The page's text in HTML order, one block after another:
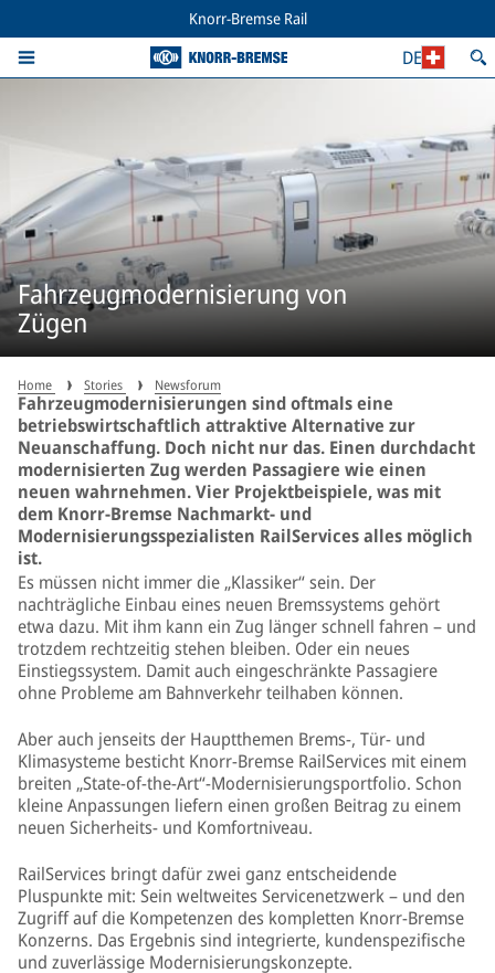
Knorr-Bremse Rail
DE
Fahrzeugmodernisierung von
Zügen
Home Stories Newsforum
Fahrzeugmodernisierungen sind oftmals eine
betriebswirtschaftlich attraktive Alternative zur
Neuanschaffung. Doch nicht nur das. Einen durchdacht
modernisierten Zug werden Passagiere wie einen
neuen wahrnehmen. Vier Projektbeispiele, was mit
dem Knorr-Bremse Nachmarkt- und
Modernisierungsspezialisten RailServices alles möglich
ist.
Es müssen nicht immer die „Klassiker“ sein. Der
nachträgliche Einbau eines neuen Bremssystems gehört
etwa dazu. Mit ihm kann ein Zug länger schnell fahren – und
trotzdem rechtzeitig stehen bleiben. Oder ein neues
Einstiegssystem. Damit auch eingeschränkte Passagiere
ohne Probleme am Bahnverkehr teilhaben können.
Aber auch jenseits der Hauptthemen Brems-, Tür- und
Klimasysteme besticht Knorr-Bremse RailServices mit einem
breiten „State-of-the-Art“-Modernisierungsportfolio. Schon
kleine Anpassungen liefern einen großen Beitrag zu einem
neuen Sicherheits- und Komfortniveau.
RailServices bringt dafür zwei ganz entscheidende
Pluspunkte mit: Sein weltweites Servicenetzwerk – und den
Zugriff auf die Kompetenzen des kompletten Knorr-Bremse
Konzerns. Das Ergebnis sind integrierte, kundenspezifische
und zuverlässige Modernisierungskonzepte.